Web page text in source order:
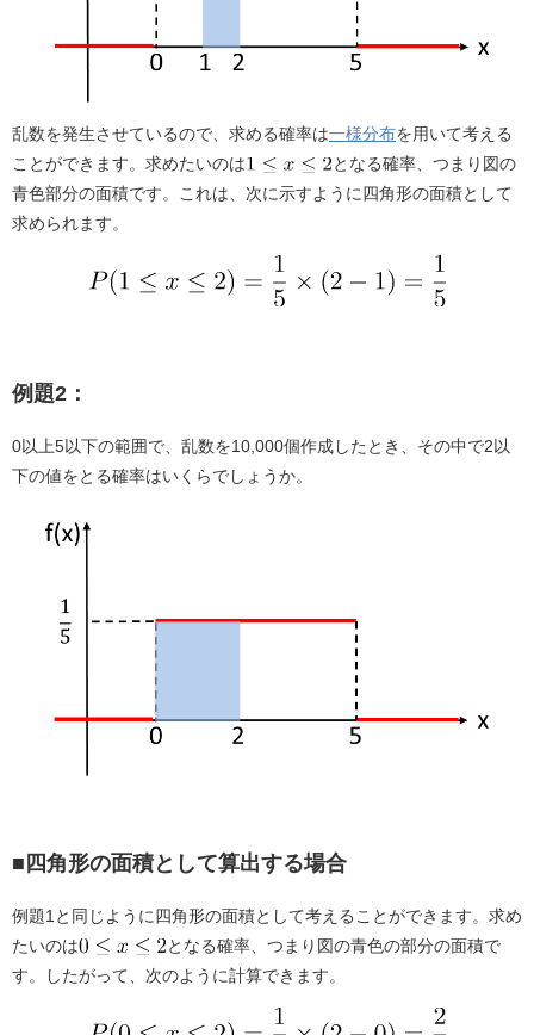
乱数を発生させているので、求める確率は一様分布を用いて考える
ことができます。求めたいのは
となる確率、つまり図の
青色部分の面積です。これは、次に示すように四角形の面積として
求められます。
例題2：
0以上5以下の範囲で、乱数を10,000個作成したとき、その中で2以
下の値をとる確率はいくらでしょうか。
■四角形の面積として算出する場合
例題1と同じように四角形の面積として考えることができます。求め
たいのは
となる確率、つまり図の青色の部分の面積で
す。したがって、次のように計算できます。